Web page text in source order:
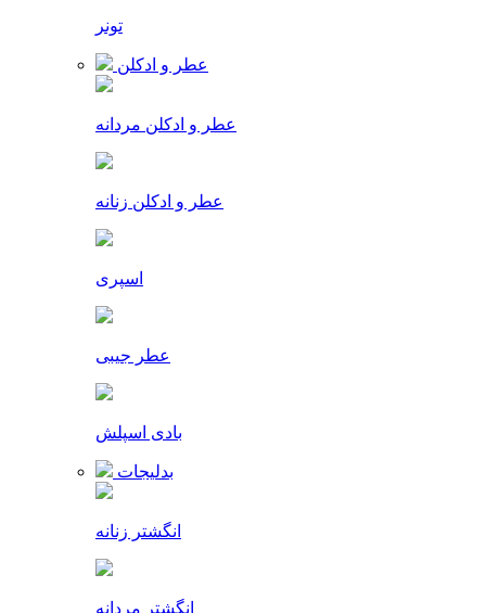
تونر
عطر و ادکلن
عطر و ادکلن مردانه
عطر و ادکلن زنانه
اسپری
عطر جیبی
بادی اسپلش
بدلیجات
انگشتر زنانه
انگشتر مردانه